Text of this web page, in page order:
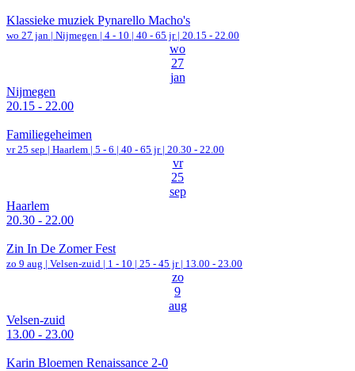
Klassieke muziek Pynarello Macho's
wo 27 jan | Nijmegen | 4 - 10 | 40 - 65 jr | 20.15 - 22.00
wo
27
jan
Nijmegen
20.15 - 22.00
Familiegeheimen
vr 25 sep | Haarlem | 5 - 6 | 40 - 65 jr | 20.30 - 22.00
vr
25
sep
Haarlem
20.30 - 22.00
Zin In De Zomer Fest
zo 9 aug | Velsen-zuid | 1 - 10 | 25 - 45 jr | 13.00 - 23.00
zo
9
aug
Velsen-zuid
13.00 - 23.00
Karin Bloemen Renaissance 2-0